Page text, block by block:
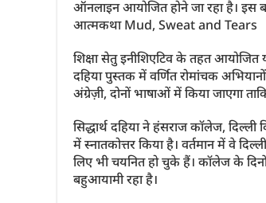
ऑनलाइन आयोजित होने जा रहा है। इस
आत्मकथा Mud, Sweat and Tears
शिक्षा सेतु इनीशिएटिव के तहत
दहिया पुस्तक में वर्णित रोमांचक
अंग्रेज़ी, दोनों भाषाओं में किया जाएगा
सिद्धार्थ दहिया ने हंसराज कॉलेज,
में स्नातकोत्तर किया है। वर्तमान में वे
लिए भी चयनित हो चुके हैं। कॉलेज के दिनों
बहुआयामी रहा है।